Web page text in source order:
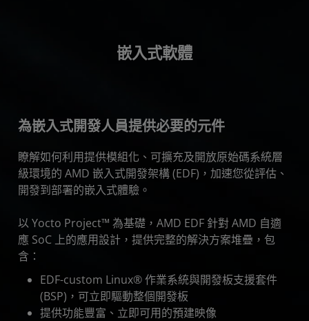
嵌入式軟體
為嵌入式開發人員提供必要的元件
瞭解如何利用提供模組化、可擴充及開放原始碼系統層
級環境的 AMD 嵌入式開發架構 (EDF)，加速您從評估、
開發到部署的嵌入式體驗。
以 Yocto Project™ 為基礎，AMD EDF 針對 AMD 自適
應 SoC 上的應用設計，提供完整的解決方案堆疊，包
含：
EDF-custom Linux® 作業系統與開發板支援套件
(BSP)，可立即驅動整個開發板
提供功能豐富、立即可用的預建映像